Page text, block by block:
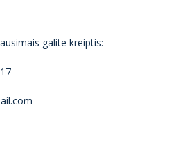
galite kreiptis: